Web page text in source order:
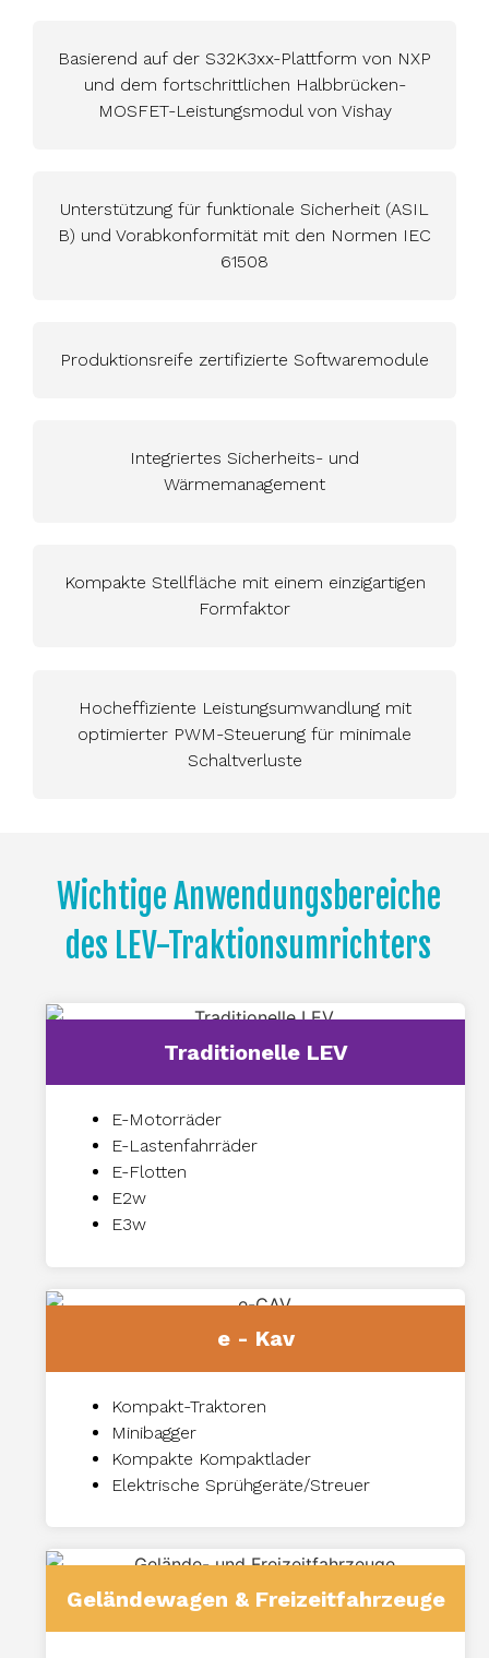
Basierend auf der S32K3xx-Plattform von NXP
und dem fortschrittlichen Halbbrücken-
MOSFET-Leistungsmodul von Vishay
Unterstützung für funktionale Sicherheit (ASIL
B) und Vorabkonformität mit den Normen IEC
61508
Produktionsreife zertifizierte Softwaremodule
Integriertes Sicherheits- und
Wärmemanagement
Kompakte Stellfläche mit einem einzigartigen
Formfaktor
Hocheffiziente Leistungsumwandlung mit
optimierter PWM-Steuerung für minimale
Schaltverluste
Wichtige Anwendungsbereiche
des LEV-Traktionsumrichters
Traditionelle LEV
E-Motorräder
E-Lastenfahrräder
E-Flotten
E2w
E3w
e - Kav
Kompakt-Traktoren
Minibagger
Kompakte Kompaktlader
Elektrische Sprühgeräte/Streuer
Geländewagen & Freizeitfahrzeuge